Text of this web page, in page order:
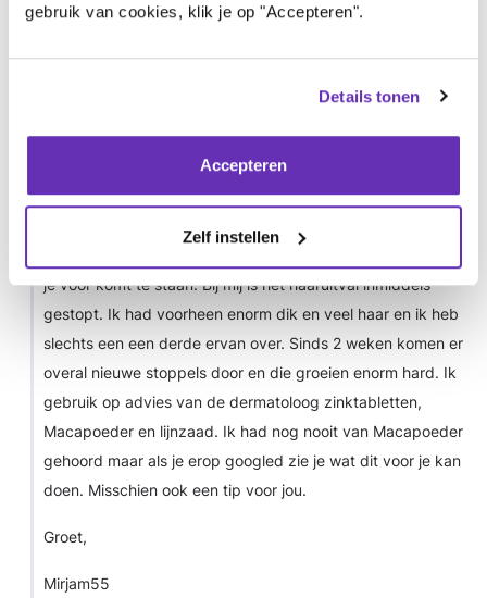
gebruik van cookies, klik je op "Accepteren".
Details tonen
Accepteren
Zelf instellen
Het orgaan de longen staat voor (onbewust) onderdrukt
Anoniem (niet gecontroleerd) 5 jaren geleden
Beste Danni,
je voor komt te staan. Bij mij is het haaruitval inmiddels
gestopt. Ik had voorheen enorm dik en veel haar en ik heb
slechts een een derde ervan over. Sinds 2 weken komen er
overal nieuwe stoppels door en die groeien enorm hard. Ik
gebruik op advies van de dermatoloog zinktabletten,
Macapoeder en lijnzaad. Ik had nog nooit van Macapoeder
gehoord maar als je erop googled zie je wat dit voor je kan
doen. Misschien ook een tip voor jou.
Groet,
Mirjam55